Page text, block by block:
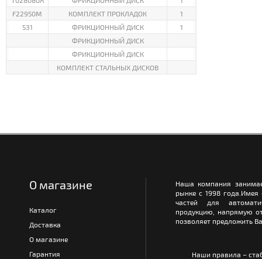
F22950M
КОМПЛЕКТ ПРОКЛАДОК
1
531
ФРИКЦИОННЫЙ ДИСК
1
ФРИКЦИОННЫЙ ДИСК
ФРИКЦИОННЫЙ ДИСК
КОМПЛЕКТ СТАЛЬНЫХ ДИСКОВ
О магазине
Каталог
Доставка
О магазине
Гарантия
Наша компания
рынке с 1998
частей для
продукцию, напрямую
позволяет предложить
Наши правила –